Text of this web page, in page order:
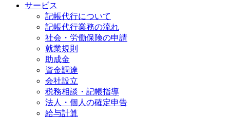
サービス
記帳代行について
記帳代行業務の流れ
社会・労働保険の申請
就業規則
助成金
資金調達
会社設立
税務相談・記帳指導
法人・個人の確定申告
給与計算